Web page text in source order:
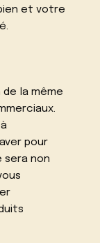
et votre
la même
pour
sera non